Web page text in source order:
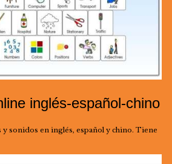
inglés-español-chino
sonidos en inglés, español y chino. Tiene